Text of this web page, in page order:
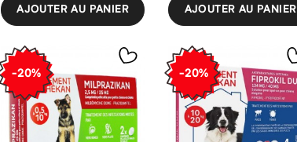
AJOUTER AU PANIER AJOUTER AU PANIER
-20% -20%